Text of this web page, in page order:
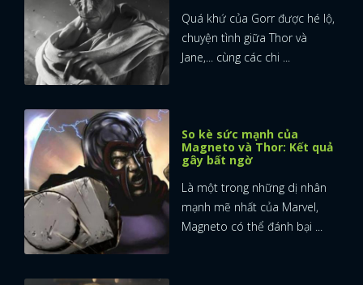
Quá khứ của Gorr được hé lộ,
chuyện tình giữa Thor và
Jane,... cùng các chi ...
So kè sức mạnh của
Magneto và Thor: Kết quả
gây bất ngờ
Là một trong những dị nhân
mạnh mẽ nhất của Marvel,
Magneto có thể đánh bại ...